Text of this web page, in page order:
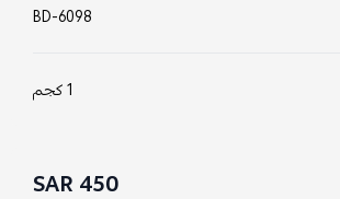
BD-6098
1 كجم
450 SAR